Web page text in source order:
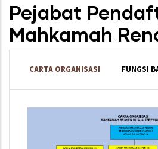
Pejabat
Mahkamah
CARTA ORGANISASI FUNGSI